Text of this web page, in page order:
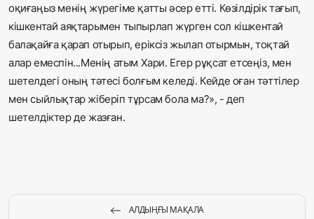
оқиғаңыз менің жүрегіме қатты әсер етті. Көзілдірік тағып,
кішкентай аяқтарымен тыпырлап жүрген сол кішкентай
балақайға қарап отырып, еріксіз жылап отырмын, тоқтай
алар емеспін...Менің атым Хари. Егер рұқсат етсеңіз, мен
шетелдегі оның тәтесі болғым келеді. Кейде оған тәттілер
мен сыйлықтар жіберіп тұрсам бола ма?», - деп
шетелдіктер де жазған.
АЛДЫҢҒЫ МАҚАЛА